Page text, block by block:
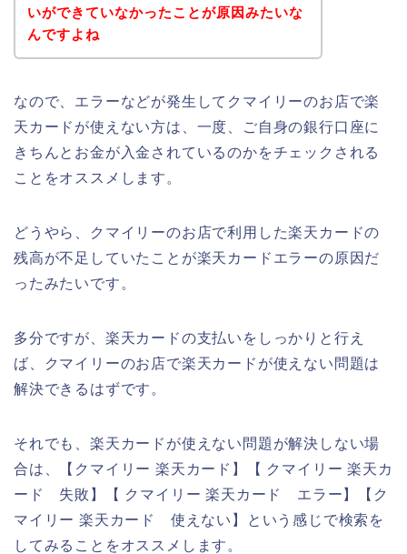
いができていなかったことが原因みたいな
んですよね
なので、エラーなどが発生してクマイリーのお店で楽
天カードが使えない方は、一度、ご自身の銀行口座に
きちんとお金が入金されているのかをチェックされる
ことをオススメします。
どうやら、クマイリーのお店で利用した楽天カードの
残高が不足していたことが楽天カードエラーの原因だ
ったみたいです。
多分ですが、楽天カードの支払いをしっかりと行え
ば、クマイリーのお店で楽天カードが使えない問題は
解決できるはずです。
それでも、楽天カードが使えない問題が解決しない場
合は、【クマイリー 楽天カード】【 クマイリー 楽天カ
ード 失敗】【 クマイリー 楽天カード エラー】【ク
マイリー 楽天カード 使えない】という感じで検索を
してみることをオススメします。